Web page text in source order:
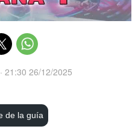
· 21:30 26/12/2025
de la guía